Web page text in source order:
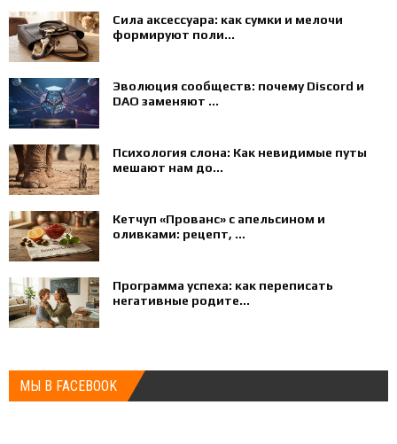
Сила аксессуара: как сумки и мелочи
формируют поли...
Эволюция сообществ: почему Discord и
DAO заменяют ...
Психология слона: Как невидимые путы
мешают нам до...
Кетчуп «Прованс» с апельсином и
оливками: рецепт, ...
Программа успеха: как переписать
негативные родите...
МЫ В FACEBOOK